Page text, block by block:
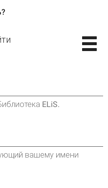
ELiS.
вашему имени